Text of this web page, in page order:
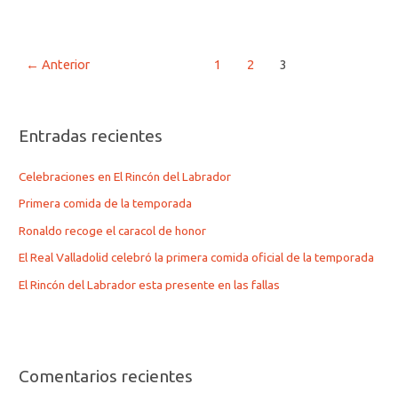
← Anterior 1 2 3
Entradas recientes
Celebraciones en El Rincón del Labrador
Primera comida de la temporada
Ronaldo recoge el caracol de honor
El Real Valladolid celebró la primera comida oficial de la temporada
El Rincón del Labrador esta presente en las fallas
Comentarios recientes